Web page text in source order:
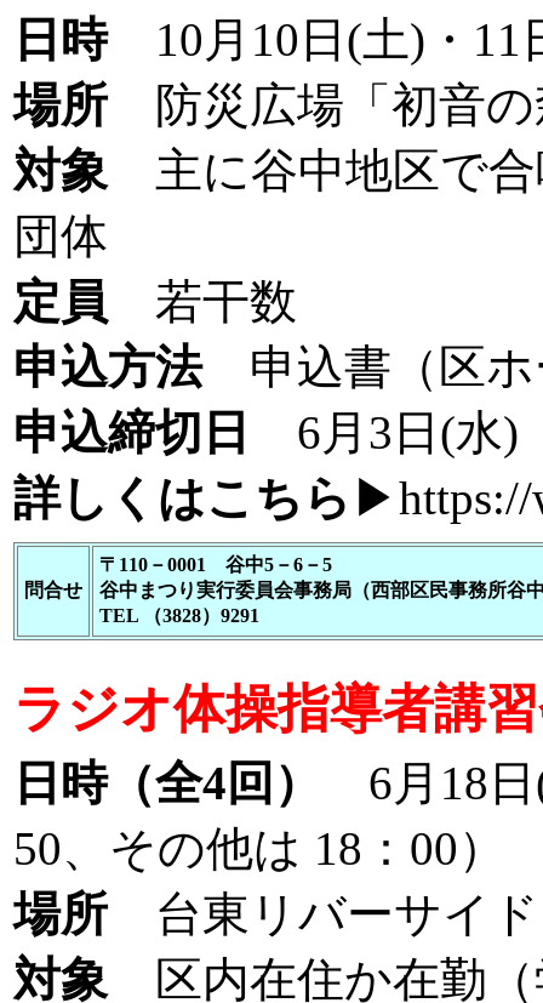
日時10月10日(土)・11
場所 防災広場「初音の
対象主に谷中地区で合
団体
定員 若干数
申込方法申込書（区ホ
申込締切日
6月3日(水)
詳しくはこちら ▶
問合せ
〒110－0001 谷中5－6－5
谷中まつり実行委員会事務局（西部区民事務所谷
TEL （3828）9291
ラジオ体操指導者講
日時（全4回）
6月18日
50、その他は 18：00）
場所 台東リバーサイ
対象区内在住か在勤（